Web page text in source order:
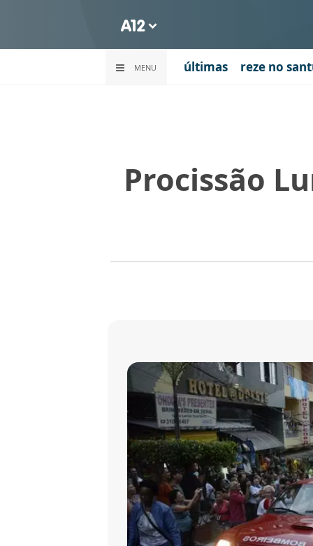
MENU últimas reze no
Procissão